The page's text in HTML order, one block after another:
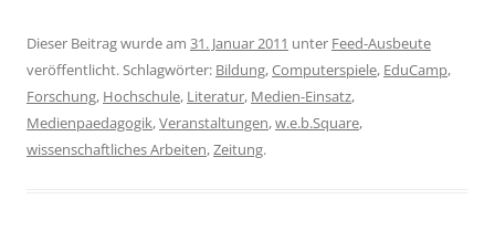
Dieser Beitrag wurde am 31. Januar 2011 unter Feed-Ausbeute
veröffentlicht. Schlagwörter: Bildung,Computerspiele, EduCamp,
Forschung, Hochschule, Literatur, Medien-Einsatz,
Medienpaedagogik,Veranstaltungen,w.e.b.Square,
wissenschaftliches Arbeiten,Zeitung.